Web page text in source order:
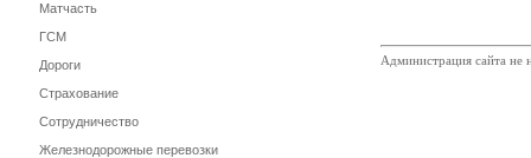
Матчасть
ГСМ
Дороги
Страхование
Сотрудничество
Железнодорожные перевозки
Администрация сайта не